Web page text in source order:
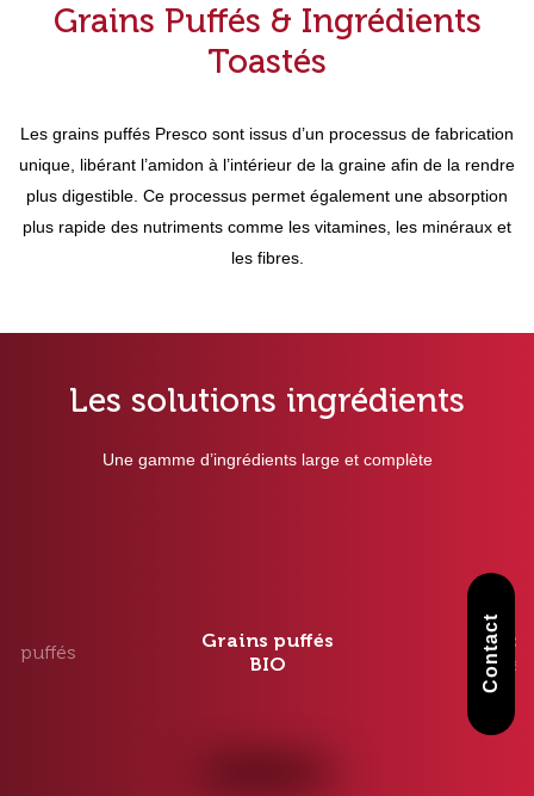
Grains Puffés & Ingrédients
Toastés
Les grains puffés Presco sont issus d’un processus de fabrication
unique, libérant l’amidon à l’intérieur de la graine afin de la rendre
plus digestible. Ce processus permet également une absorption
plus rapide des nutriments comme les vitamines, les minéraux et
les fibres.
Les solutions ingrédients
Une gamme d’ingrédients large et complète
puffés
Grains puffés
BIO
Contact